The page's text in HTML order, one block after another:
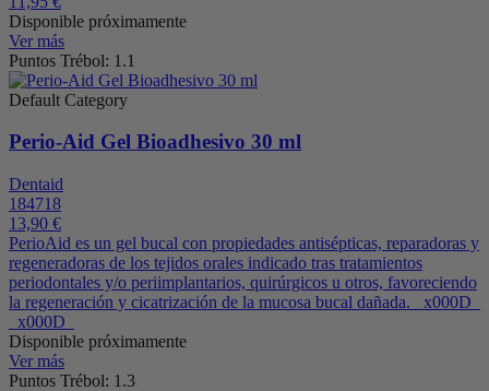
Disponible próximamente
Ver más
Puntos Trébol: 1.1
Default Category
Perio-Aid Gel Bioadhesivo 30 ml
Dentaid
184718
13,90 €
PerioAid es un gel bucal con propiedades antisépticas, reparadoras y
regeneradoras de los tejidos orales indicado tras tratamientos
periodontales y/o periimplantarios, quirúrgicos u otros, favoreciendo
la regeneración y cicatrización de la mucosa bucal dañada. _x000D_
_x000D_
Disponible próximamente
Ver más
Puntos Trébol: 1.3